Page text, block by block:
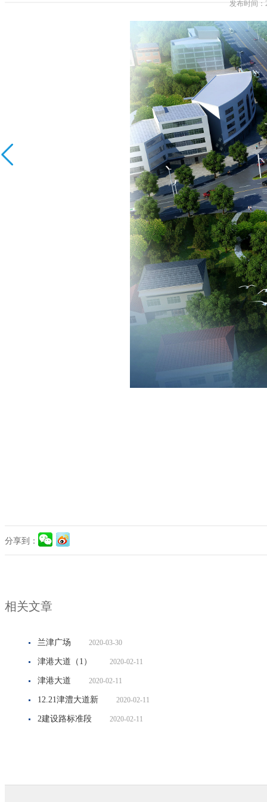
发布时间
分享到：
相关文章
兰津广场 2020-03-30
津港大道（1） 2020-02-11
津港大道 2020-02-11
12.21津澧大道新 2020-02-11
2建设路标准段 2020-02-11